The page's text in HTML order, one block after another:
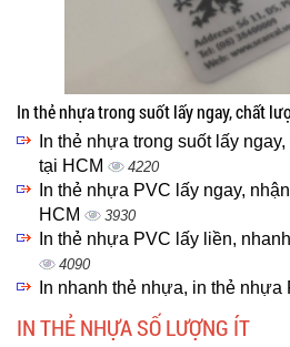
In thẻ nhựa trong suốt lấy ngay, chất
In thẻ nhựa trong suốt lấy
tại HCM
4220
In thẻ nhựa PVC lấy ngay,
HCM
3930
In thẻ nhựa PVC lấy liền,
4090
In nhanh thẻ nhựa, in thẻ nhựa
IN THẺ NHỰA SỐ LƯỢNG ÍT